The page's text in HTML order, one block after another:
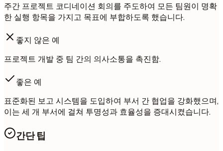
주간 프로젝트 코디네이션 회의를 주도하여 모든 팀원이 명확
한 실행 항목을 가지고 목표에 부합하도록 했습니다.
좋지 않은 예
프로젝트 개발 중 팀 간의 의사소통을 촉진함.
좋은 예
표준화된 보고 시스템을 도입하여 부서 간 협업을 강화했으며,
이는 세 개 부서에 걸쳐 투명성과 효율성을 증대시켰습니다.
간단 팁